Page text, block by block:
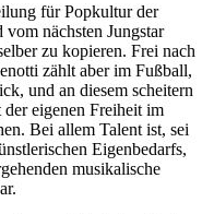
für Popkultur der
nächsten Jungstar
zu kopieren. Frei nach
zählt aber im Fußball,
und an diesem scheitern
eigenen Freiheit im
Bei allem Talent ist, sei
Eigenbedarfs,
musikalische